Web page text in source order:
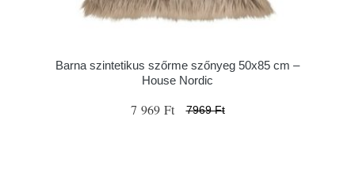
Barna szintetikus szőrme szőnyeg 50x85 cm –
House Nordic
7 969 Ft 7969 Ft